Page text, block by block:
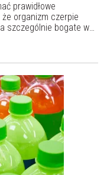
prawidłowe
organizm czerpie
szczególnie bogate w
zasada dwóch litrów
na